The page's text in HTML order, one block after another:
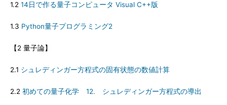
1.2 14日で作る量子コンピュータ Visual C++版
1.3 Python量子プログラミング2
【2 量子論】
2.1 シュレディンガー方程式の固有状態の数値計算
2.2 初めての量子化学 12. シュレディンガー方程式の導出